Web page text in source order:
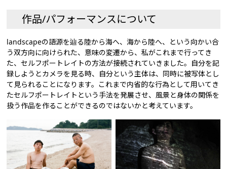
作品/パフォーマンスについて
landscapeの語源を辿る陸から海へ、海から陸へ、という向かい合
う双方向に向けられた、意味の変遷から、私がこれまで行ってき
た、セルフポートレイトの方法が接続されていきました。自分を記
録しようとカメラを見る時、自分という主体は、同時に被写体とし
て見られることになります。これまで内省的な行為として用いてき
たセルフポートレイトという手法を発展させ、風景と身体の関係を
扱う作品を作ることができるのではないかと考えています。